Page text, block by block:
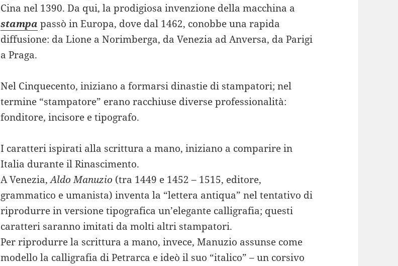
Cina nel 1390. Da qui, la prodigiosa invenzione della macchina a
stampa passò in Europa, dove dal 1462, conobbe una rapida
diffusione: da Lione a Norimberga, da Venezia ad Anversa, da Parigi
a Praga.
Nel Cinquecento, iniziano a formarsi dinastie di stampatori; nel
termine “stampatore” erano racchiuse diverse professionalità:
fonditore, incisore e tipografo.
I caratteri ispirati alla scrittura a mano, iniziano a comparire in
Italia durante il Rinascimento.
A Venezia,Aldo Manuzio (tra 1449 e 1452 – 1515, editore,
grammatico e umanista) inventa la “lettera antiqua” nel tentativo di
riprodurre in versione tipografica un’elegante calligrafia; questi
caratteri saranno imitati da molti altri stampatori.
Per riprodurre la scrittura a mano, invece, Manuzio assunse come
modello la calligrafia di Petrarca e ideò il suo “italico” – un corsivo